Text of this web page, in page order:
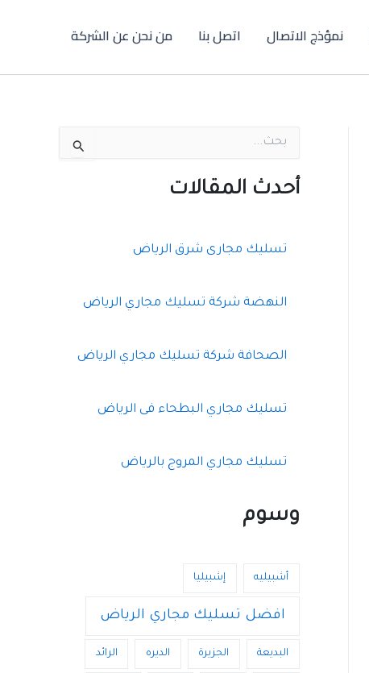
نمؤذج الاتصال اتصل بنا من نحن عن الشركة
ح
أحدث المقالات
تسليك مجارى شرق الرياض
النهضة شركة تسليك مجاري الرياض
الصحافة شركة تسليك مجاري الرياض
تسليك مجاري البطحاء فى الرياض
تسليك مجاري المروج بالرياض
وسوم
أشبيليه إشبيليا
افضل تسليك مجاري الرياض
البديعة الجزيرة الديره الرائد